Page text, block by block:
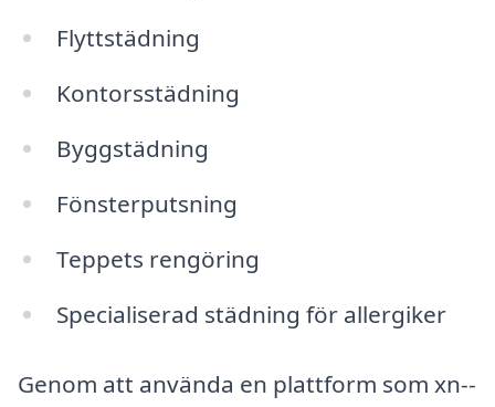
Flyttstädning
Kontorsstädning
Byggstädning
Fönsterputsning
Teppets rengöring
Specialiserad städning för allergiker
Genom att använda en plattform som xn--